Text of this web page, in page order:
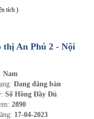
tích )
thị An Phú 2 - Nội
Nam
Đang đăng bán
Sổ Hồng Đầy Đủ
2890
17-04-2023